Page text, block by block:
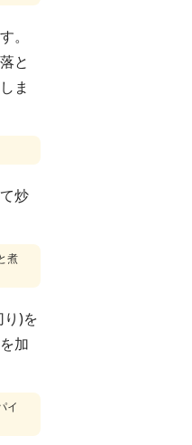
。
と
ま
炒
煮
)を
加
イ